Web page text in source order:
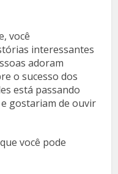
você
interessantes
adoram
o sucesso dos
está passando
gostariam de ouvir
você pode